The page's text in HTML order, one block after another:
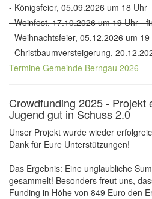
- Königsfeier, 05.09.2026 um 18 Uhr
- Weinfest, 17.10.2026 um 19 Uhr -
- Weihnachtsfeier, 05.12.2026 um 19
- Christbaumversteigerung,
Termine Gemeinde Berngau 2026
Crowdfunding 2025 - Projekt
Jugend gut in Schuss 2.0
Unser Projekt wurde wieder
Dank für Eure Unterstützungen!
Das Ergebnis: Eine unglaubliche
gesammelt! Besonders freut uns,
Funding in Höhe von 849 Euro den